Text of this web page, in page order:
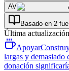
AV
Basado en 2
Última actualización
Apoyar
largas y demasiado
donación